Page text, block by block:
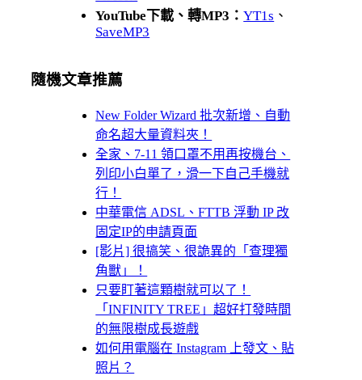
YouTube下載、轉MP3：YT1s 、
SaveMP3
隨機文章推薦
New Folder Wizard 批次新增、自動
命名超大量資料夾！
全家、7-11 領口罩不用再按機台、
列印小白單了，滑一下自己手機就
行！
中華電信 ADSL、FTTB 浮動 IP 改
固定IP的申請頁面
[影片] 很搞笑、很詭異的「查理獨
角獸」！
只要盯著這顆樹就可以了！
「INFINITY TREE」超好打發時間
的無限樹成長遊戲
如何用電腦在 Instagram 上發文、貼
照片？